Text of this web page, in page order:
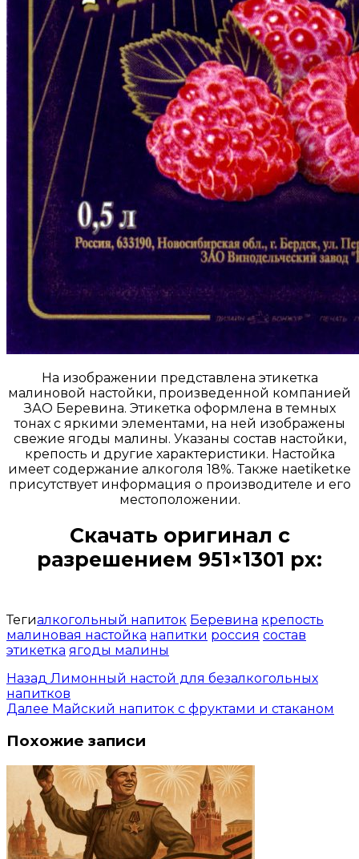
На изображении представлена этикетка
малиновой настойки, произведенной компанией
ЗАО Беревина. Этикетка оформлена в темных
тонах с яркими элементами, на ней изображены
свежие ягоды малины. Указаны состав настойки,
крепость и другие характеристики. Настойка
имеет содержание алкоголя 18%. Также наetiketке
присутствует информация о производителе и его
местоположении.
Скачать оригинал с
разрешением 951×1301 px:
Тегиалкогольный напиток Беревина крепость
малиновая настойка напитки россия состав
этикетка ягоды малины
Назад Лимонный настой для безалкогольных
напитков
Далее Майский напиток с фруктами и стаканом
Похожие записи